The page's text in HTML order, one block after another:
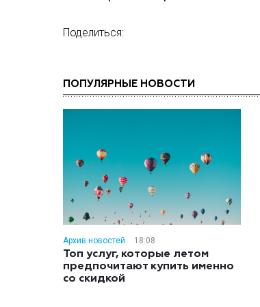
Поделиться:
ПОПУЛЯРНЫЕ НОВОСТИ
Архив новостей 18:08
Топ услуг, которые летом
предпочитают купить именно
со скидкой